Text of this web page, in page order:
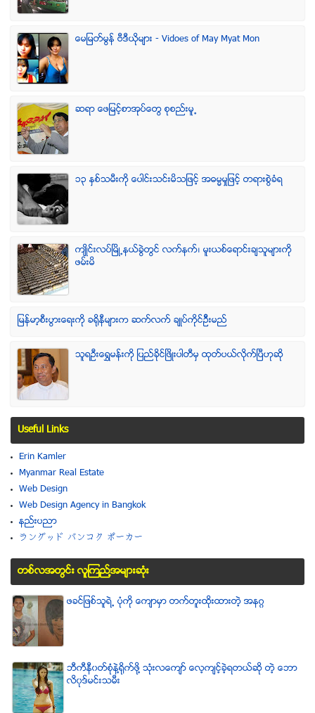
ေမျမတ္မြန္ ဗီဒီယုိမ်ား - Vidoes of May Myat Mon
ဆရာ ေဖျမင့္စာအုပ္ေတြ စုစည္းမူ႕
၁၃ ႏွစ္သမီးကို ေပါင္းသင္းမိသျဖင့္ အဓမၼမႈျဖင့္ တရားစြဲခံရ
က်ဳိင္းလပ္ၿမိဳ႕နယ္ခြဲတြင္ လက္နက္၊ မူးယစ္ေရာင္းခ်သူမ်ားကို
ဖမ္းမိ
ျမန္မာ့စီးပြားေရးကို ခရိုနီမ်ားက ဆက္လက္ ခ်ဳပ္ကိုင္ဥိီးမည္
သူရဦးေရႊမန္းကို ျပည္ခိုင္ျဖိဳးပါတီမွ ထုတ္ပယ္လိုက္ျပီဟုဆို
Useful Links
Erin Kamler
Myanmar Real Estate
Web Design
Web Design Agency in Bangkok
နည္းပညာ
ラングッド バンコク ポーカー
တစ္လအတြင္း လူၾကည္႔အမ်ားဆံုး
ဖခင္ျဖစ္သူရဲ႕ ပံုကို ေက်ာမွာ တက္တူးထိုးထားတဲ့ အနဂၢ
ဘီကီနီ၀တ္စံုနဲ႔႐ုိက္ဖို႔ သံုးလေက်ာ္ ေလ့က်င့္ခဲ့ရတယ္ဆို တဲ့ ေဘာ
လိ၀ုဒ္မင္းသမီး